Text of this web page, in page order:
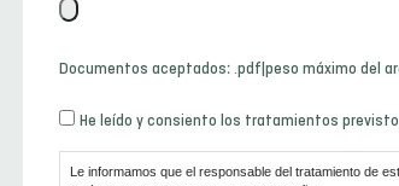
Archivo
Documentos aceptados: .pdf|peso máximo del
Consentimiento
*
He leído y consiento los tratamientos
Le informamos que el responsable del tratamiento de